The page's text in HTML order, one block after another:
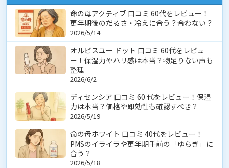
命の母アクティブ 口コミ 60代をレビュー！
更年期後のだるさ・冷えに合う？合わない？
2026/5/14
オルビスユー ドット 口コミ 60代をレビュ
ー！保湿力やハリ感は本当？物足りない声も
整理
2026/6/2
ディセンシア 口コミ 60 代をレビュー！保湿
力は本当？価格や即効性も確認すべき？
2026/5/19
命の母ホワイト 口コミ 40代をレビュー！
PMSのイライラや更年期手前の「ゆらぎ」に
合う？
2026/5/18